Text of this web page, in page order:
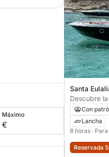
Máximo
€
Santa
Descubre
completo
Con
Lancha
8 horas ·
Reservada